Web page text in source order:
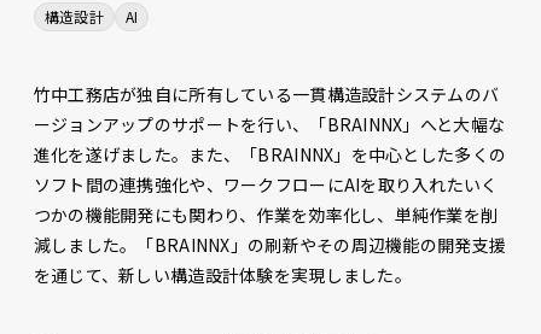
構造設計 AI
竹中工務店が独自に所有している一貫構造設計システムのバ
ージョンアップのサポートを行い、「BRAINNX」へと大幅な
進化を遂げました。また、「BRAINNX」を中心とした多くの
ソフト間の連携強化や、ワークフローにAIを取り入れたいく
つかの機能開発にも関わり、作業を効率化し、単純作業を削
減しました。「BRAINNX」の刷新やその周辺機能の開発支援
を通じて、新しい構造設計体験を実現しました。